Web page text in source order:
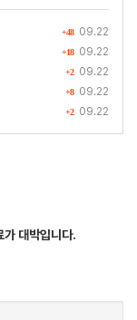
+48 09.22
+18 09.22
+2 09.22
+8 09.22
+2 09.22
가 대박입니다.